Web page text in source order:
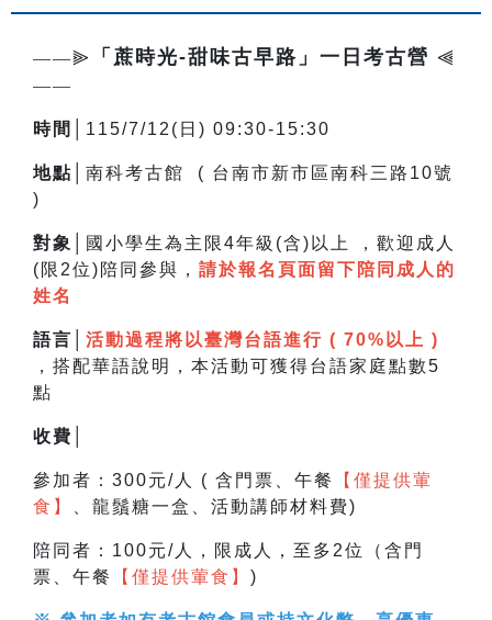
——⫸ 「蔗時光-甜味古早路」一日考古營 ⫷
——
時間│ 115/7/12(日) 09:30-15:30
地點│ 南科考古館 ( 台南市新市區南科三路10號
)
對象│ 國小學生為主限4年級(含)以上 ， 歡迎成人
(限2位)陪同參與， 請於報名頁面留下陪同成人的
姓名
語言│ 活動過程將以臺灣台語進行 ( 70%以上 )
，搭配華語說明， 本活動可獲得台語家庭點數5
點
收費│
參加者：300元/人 ( 含門票、午餐
【僅提供葷
食】
、龍鬚糖一盒、活動講師材料費)
陪同者：100元/人，限成人，至多2位（含門
票、午餐
【僅提供葷食】 )